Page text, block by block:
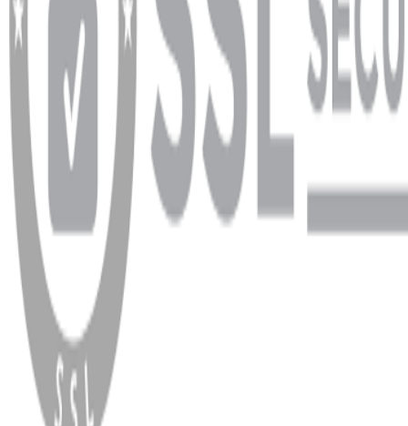
WhatsApp Facebook
Copyright
2026 Dükkan Hifi